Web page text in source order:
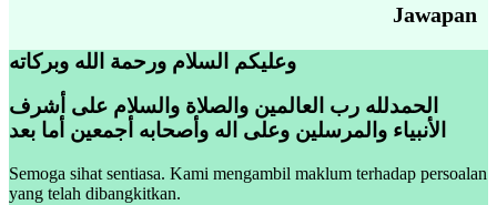
Jawapan
وعليكم السلام ورحمة الله وبركاته
الحمدلله رب العالمين والصلاة والسلام على أشرف
الأنبياء والمرسلين وعلى اله وأصحابه أجمعين أما بعد
Semoga sihat sentiasa. Kami mengambil maklum terhadap persoalan
yang telah dibangkitkan.